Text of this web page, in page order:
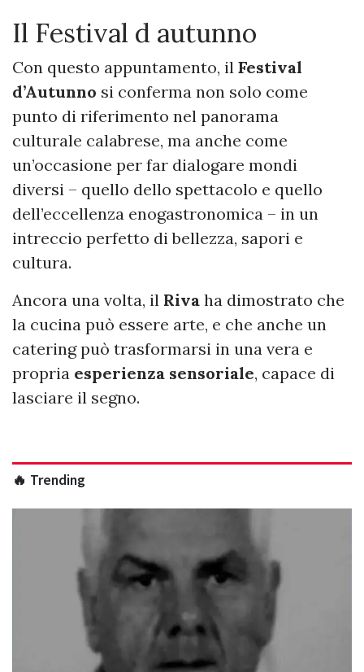
Il Festival d autunno
Con questo appuntamento, il Festival
d’Autunno si conferma non solo come
punto di riferimento nel panorama
culturale calabrese, ma anche come
un’occasione per far dialogare mondi
diversi – quello dello spettacolo e quello
dell’eccellenza enogastronomica – in un
intreccio perfetto di bellezza, sapori e
cultura.
Ancora una volta, il Riva ha dimostrato che
la cucina può essere arte, e che anche un
catering può trasformarsi in una vera e
propria esperienza sensoriale, capace di
lasciare il segno.
🔥 Trending